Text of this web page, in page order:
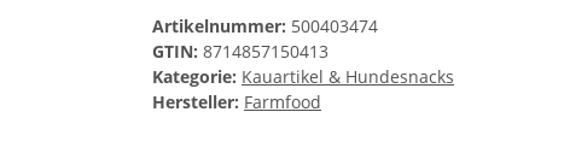
Artikelnummer: 500403474
GTIN: 8714857150413
Kategorie: Kauartikel & Hundesnacks
Hersteller: Farmfood